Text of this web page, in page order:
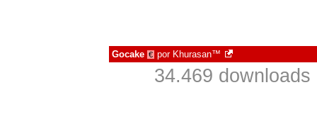
Gocake € por Khurasan™
34.469